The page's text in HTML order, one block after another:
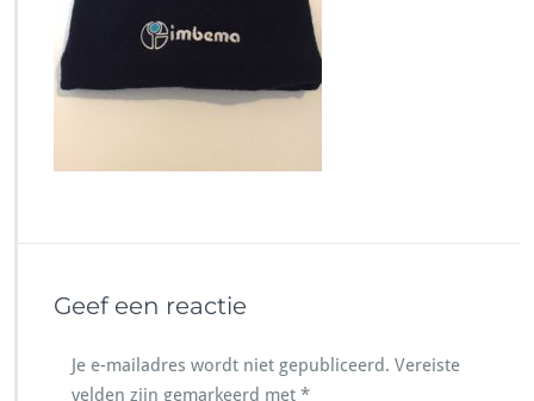
Geef een reactie
Je e-mailadres wordt niet gepubliceerd. Vereiste
velden zijn gemarkeerd met *